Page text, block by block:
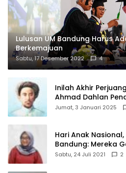
Lulusan UM Bandung Harus
Berkemajuan
Sabtu, 17 Desember 2022 4
Inilah Akhir
Ahmad Dahlan
Jumat, 3 Januari 2025
Hari Anak
Bandung: Mereka
Bangsa
Sabtu, 24 Juli 2021 2